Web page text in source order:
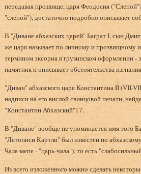
передавая прозвище, царя Феодосия
"слепой"), достаточно подробно описывает
В "Диване абхазских царей" Баграт I, сын
же царя называет по личному и прозвищному
термином эксория в грузинском оформлении
памятник и описывает обстоятельства
"Диван" абхазского царя Константина II (VII-
надписи на его вислой свинцовой печати,
"Константин Абхазский"17.
В "Диване" вообще не упоминается имя того
"Летописи Картли" был известен по
Чала-мепе - "царь-чала"), то есть
Из всего изложенного можно сделать